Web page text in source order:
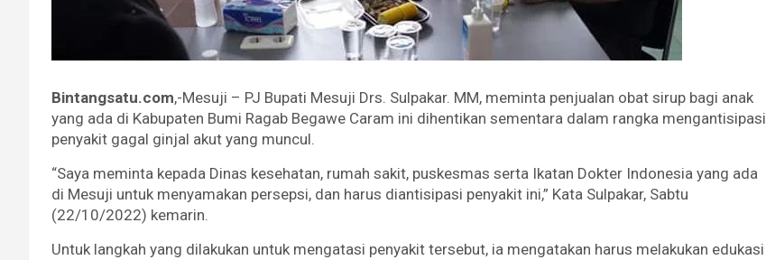
Bintangsatu.com,-Mesuji – PJ Bupati Mesuji Drs. Sulpakar. MM, meminta penjualan obat sirup bagi anak
yang ada di Kabupaten Bumi Ragab Begawe Caram ini dihentikan sementara dalam rangka mengantisipasi
penyakit gagal ginjal akut yang muncul.
“Saya meminta kepada Dinas kesehatan, rumah sakit, puskesmas serta Ikatan Dokter Indonesia yang ada
di Mesuji untuk menyamakan persepsi, dan harus diantisipasi penyakit ini,” Kata Sulpakar, Sabtu
(22/10/2022) kemarin.
Untuk langkah yang dilakukan untuk mengatasi penyakit tersebut, ia mengatakan harus melakukan edukasi